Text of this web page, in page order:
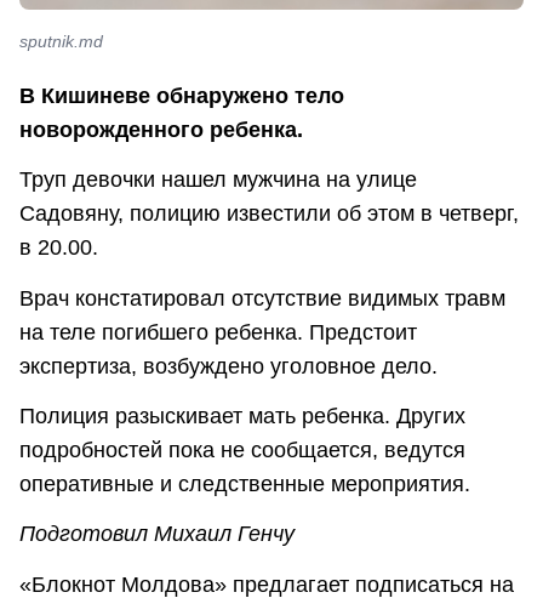
sputnik.md
В Кишиневе обнаружено тело
новорожденного ребенка.
Труп девочки нашел мужчина на улице
Садовяну, полицию известили об этом в четверг,
в 20.00.
Врач констатировал отсутствие видимых травм
на теле погибшего ребенка. Предстоит
экспертиза, возбуждено уголовное дело.
Полиция разыскивает мать ребенка. Других
подробностей пока не сообщается, ведутся
оперативные и следственные мероприятия.
Подготовил Михаил Генчу
«Блокнот Молдова» предлагает подписаться на